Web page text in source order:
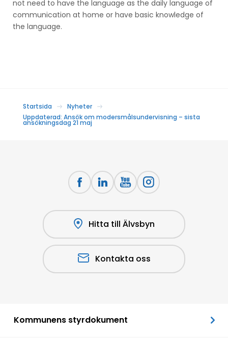
not need to have the language as the daily language of
communication at home or have basic knowledge of
the language.
Startsida
Nyheter
Uppdaterad: Ansök om modersmålsundervisning – sista
ansökningsdag 21 maj
Hitta till Älvsbyn
Kontakta oss
Kommunens styrdokument